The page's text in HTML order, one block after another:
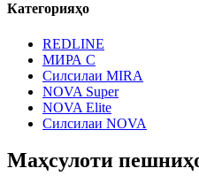
Категорияҳо
REDLINE
МИРА С
Силсилаи MIRA
NOVA Super
NOVA Elite
Силсилаи NOVA
Маҳсулоти